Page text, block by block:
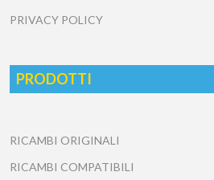
PRIVACY POLICY
PRODOTTI
RICAMBI ORIGINALI
RICAMBI COMPATIBILI